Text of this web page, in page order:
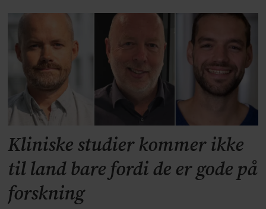
Kliniske studier kommer ikke
til land bare fordi de er gode på
forskning